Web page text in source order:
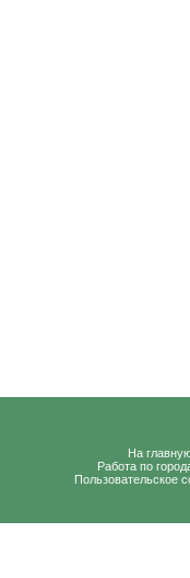
На
Работа по
Пользовательское